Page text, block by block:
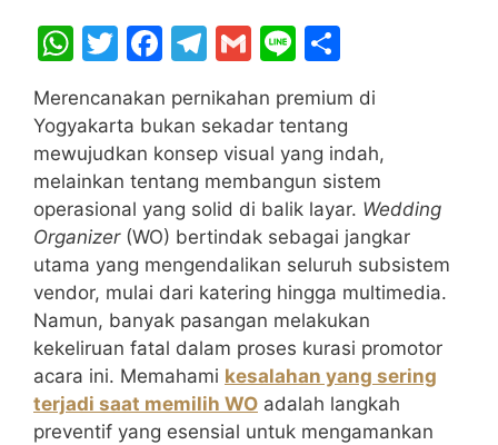
W
at
s
A
p
p
T
w
itt
er
F
c
e
b
o
o
k
T
el
e
gr
a
m
G
ai
l
Li
e ar
e
Merencanakan pernikahan premium di
Yogyakarta bukan sekadar tentang
mewujudkan konsep visual yang indah,
melainkan tentang membangun sistem
operasional yang solid di balik layar. Wedding
Organizer(WO) bertindak sebagai jangkar
utama yang mengendalikan seluruh subsistem
vendor, mulai dari katering hingga multimedia.
Namun, banyak pasangan melakukan
kekeliruan fatal dalam proses kurasi promotor
acara ini. Memahami kesalahan yang sering
terjadi saat memilih WO adalah langkah
preventif yang esensial untuk mengamankan